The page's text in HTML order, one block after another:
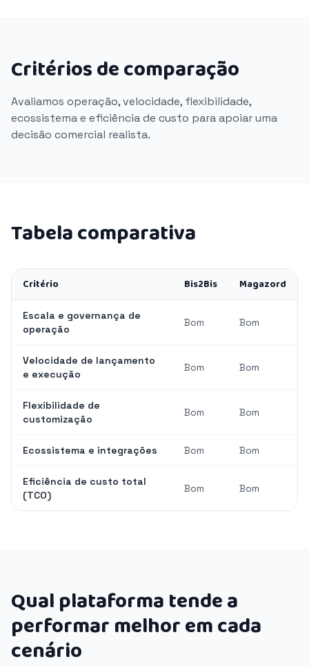
Critérios de comparação
Avaliamos operação, velocidade, flexibilidade,
ecossistema e eficiência de custo para apoiar uma
decisão comercial realista.
Tabela comparativa
Critério Bis2Bis Magazord
Escala e governança de
operação
Bom Bom
Velocidade de lançamento
e execução
Bom Bom
Flexibilidade de
customização
Bom Bom
Ecossistema e integrações Bom Bom
Eficiência de custo total
(TCO)
Bom Bom
Qual plataforma tende a
performar melhor em cada
cenário